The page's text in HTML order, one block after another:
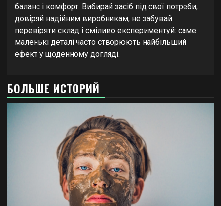
баланс і комфорт. Вибирай засіб під свої потреби,
довіряй надійним виробникам, не забувай
перевіряти склад і сміливо експериментуй: саме
маленькі деталі часто створюють найбільший
ефект у щоденному догляді.
БОЛЬШЕ ИСТОРИЙ